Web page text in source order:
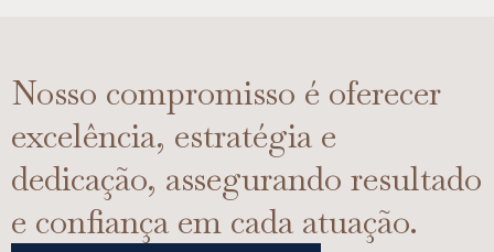
Nosso compromisso é oferecer
excelência, estratégia e
dedicação, assegurando resultado
e confiança em cada atuação.